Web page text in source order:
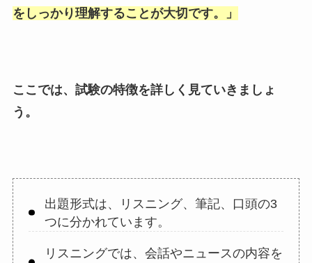
をしっかり理解することが大切です。
」
ここでは、試験の特徴を詳しく見ていきましょ
う。
出題形式は、リスニング、筆記、口頭の3
つに分かれています。
リスニングでは、会話やニュースの内容を